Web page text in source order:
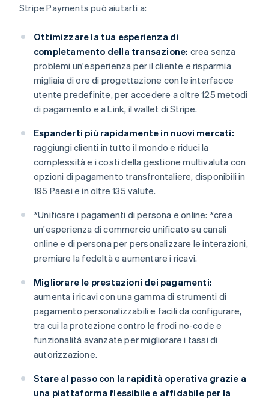
Stripe Payments può aiutarti a:
Ottimizzare la tua esperienza di
completamento della transazione: crea senza
problemi un'esperienza per il cliente e risparmia
migliaia di ore di progettazione con le interfacce
utente predefinite, per accedere a oltre 125 metodi
di pagamento e a Link, il wallet di Stripe.
Espanderti più rapidamente in nuovi mercati:
raggiungi clienti in tutto il mondo e riduci la
complessità e i costi della gestione multivaluta con
opzioni di pagamento transfrontaliere, disponibili in
195 Paesi e in oltre 135 valute.
*Unificare i pagamenti di persona e online: *crea
un'esperienza di commercio unificato su canali
online e di persona per personalizzare le interazioni,
premiare la fedeltà e aumentare i ricavi.
Migliorare le prestazioni dei pagamenti:
aumenta i ricavi con una gamma di strumenti di
pagamento personalizzabili e facili da configurare,
tra cui la protezione contro le frodi no-code e
funzionalità avanzate per migliorare i tassi di
autorizzazione.
Stare al passo con la rapidità operativa grazie a
una piattaforma flessibile e affidabile per la